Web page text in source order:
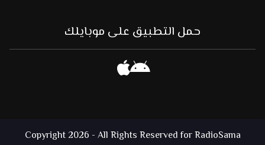
حمل التطبيق على موبايلك
Copyright 2026 - All Rights Reserved for RadioSama